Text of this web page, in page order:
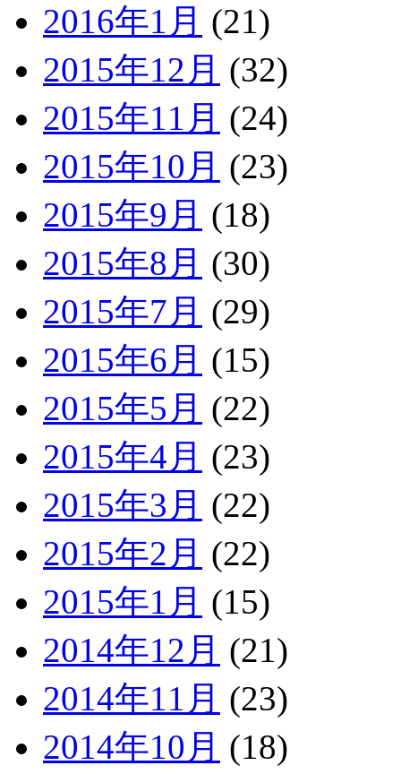
2016年1月 (21)
2015年12月 (32)
2015年11月 (24)
2015年10月 (23)
2015年9月 (18)
2015年8月 (30)
2015年7月 (29)
2015年6月 (15)
2015年5月 (22)
2015年4月 (23)
2015年3月 (22)
2015年2月 (22)
2015年1月 (15)
2014年12月 (21)
2014年11月 (23)
2014年10月 (18)